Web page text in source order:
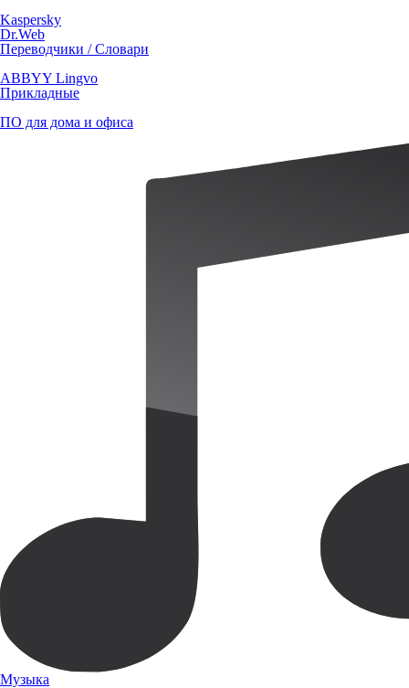
Kaspersky
Dr.Web
Переводчики / Словари
ABBYY Lingvo
Прикладные
ПО для дома и офиса
Музыка